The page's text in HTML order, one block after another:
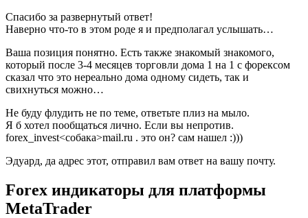
Спасибо за развернутый ответ!
Наверно что-то в этом роде я и предполагал услышать…
Ваша позиция понятно. Есть также знакомый знакомого,
который после 3-4 месяцев торговли дома 1 на 1 с форексом
сказал что это нереально дома одному сидеть, так и
свихнуться можно…
Не буду флудить не по теме, ответьте плиз на мыло.
Я б хотел пообщаться лично. Если вы непротив.
forex_invest<собака>mail.ru . это он? сам нашел :)))
Эдуард, да адрес этот, отправил вам ответ на вашу почту.
Forex индикаторы для платформы
MetaTrader